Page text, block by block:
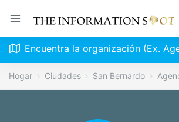
Encuentra la organización (Ex.
Hogar Ciudades San Bernardo